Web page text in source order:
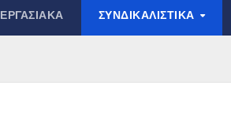
ΕΡΓΑΣΙΑΚΆ ΣΥΝΔΙΚΑΛΙΣΤΙΚΆ